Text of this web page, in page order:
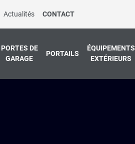
Actualités CONTACT
PORTES DE
GARAGE
PORTAILS
ÉQUIPEMENTS
EXTÉRIEURS